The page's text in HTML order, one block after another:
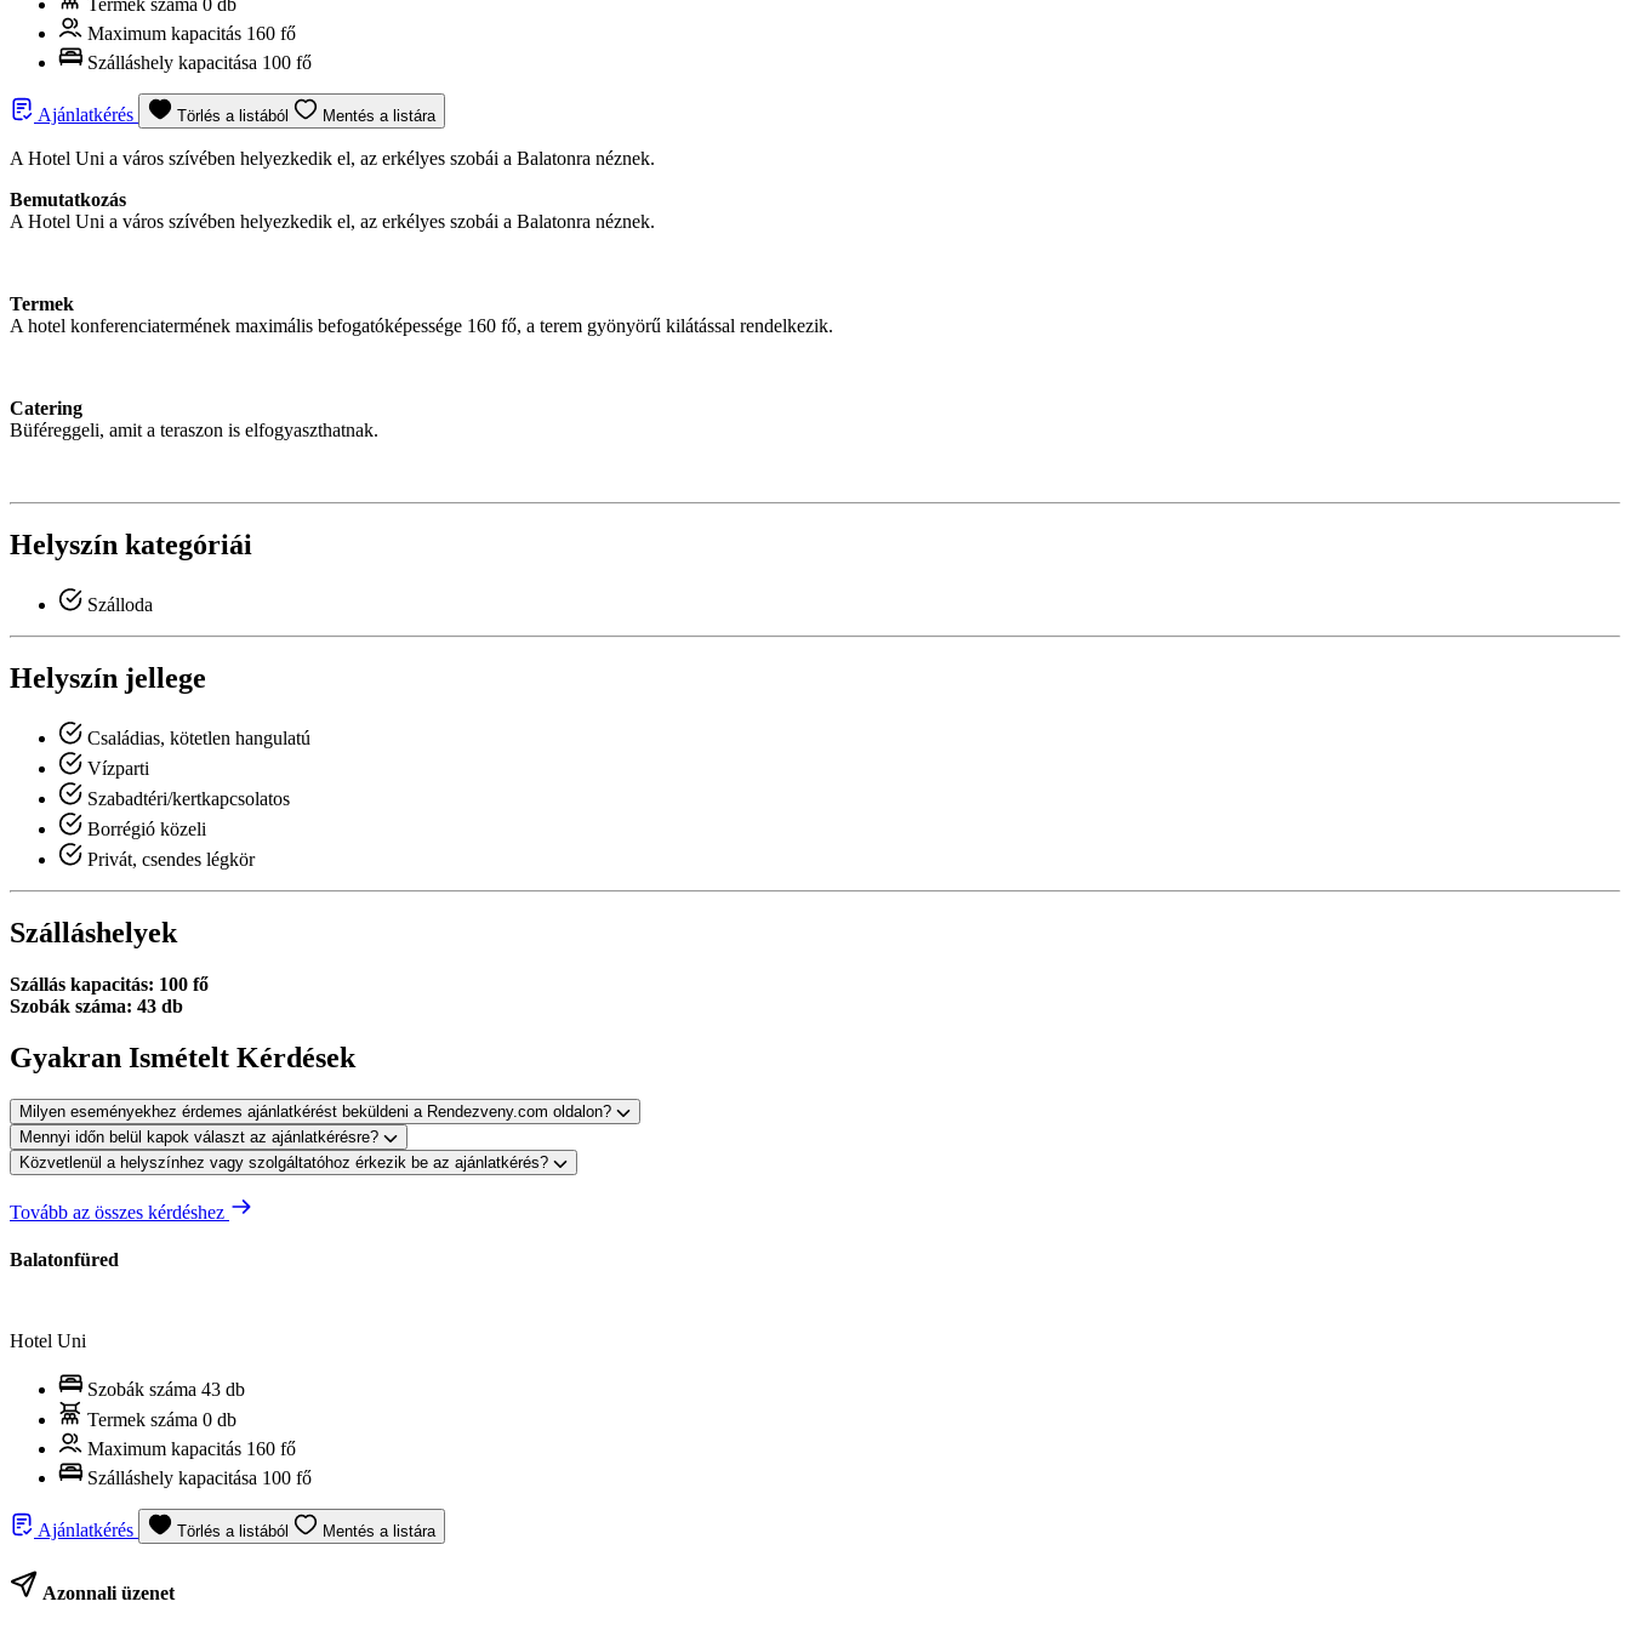
Termek száma 0 db
Maximum kapacitás 160 fő
Szálláshely kapacitása 100 fő
Ajánlatkérés Törlés a listából Mentés a listára
A Hotel Uni a város szívében helyezkedik el, az erkélyes szobái a Balatonra néznek.
Bemutatkozás
A Hotel Uni a város szívében helyezkedik el, az erkélyes szobái a Balatonra néznek.
Termek
A hotel konferenciatermének maximális befogatóképessége 160 fő, a terem gyönyörű kilátással rendelkezik.
Catering
Büféreggeli, amit a teraszon is elfogyaszthatnak.
Helyszín kategóriái
Szálloda
Helyszín jellege
Családias, kötetlen hangulatú
Vízparti
Szabadtéri/kertkapcsolatos
Borrégió közeli
Privát, csendes légkör
Szálláshelyek
Szállás kapacitás: 100 fő
Szobák száma: 43 db
Gyakran Ismételt Kérdések
Milyen eseményekhez érdemes ajánlatkérést beküldeni a Rendezveny.com oldalon?
Mennyi időn belül kapok választ az ajánlatkérésre?
Közvetlenül a helyszínhez vagy szolgáltatóhoz érkezik be az ajánlatkérés?
Tovább az összes kérdéshez
Balatonfüred
Hotel Uni
Szobák száma 43 db
Termek száma 0 db
Maximum kapacitás 160 fő
Szálláshely kapacitása 100 fő
Ajánlatkérés Törlés a listából Mentés a listára
Azonnali üzenet